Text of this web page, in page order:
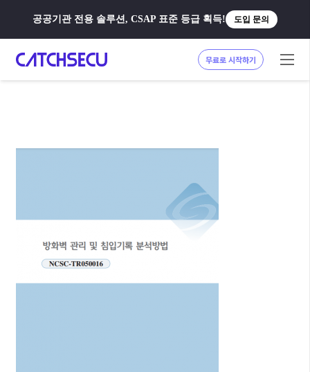
공공기관 전용 솔루션, CSAP 표준 등급 획득! 도입 문의
무료로 시작하기